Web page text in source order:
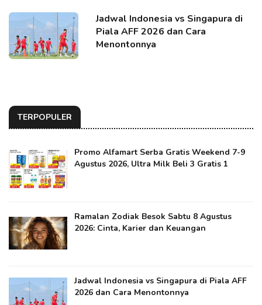
Jadwal Indonesia vs Singapura di
Piala AFF 2026 dan Cara
Menontonnya
TERPOPULER
Promo Alfamart Serba Gratis Weekend 7-9
Agustus 2026, Ultra Milk Beli 3 Gratis 1
Ramalan Zodiak Besok Sabtu 8 Agustus
2026: Cinta, Karier dan Keuangan
Jadwal Indonesia vs Singapura di Piala AFF
2026 dan Cara Menontonnya